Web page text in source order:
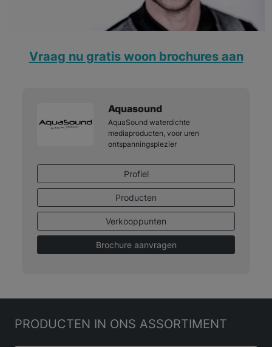
Vraag nu gratis woon brochures aan
Aquasound
AquaSound waterdichte
mediaproducten, voor uren
ontspanningsplezier
Profiel
Producten
Verkooppunten
Brochure aanvragen
PRODUCTEN IN ONS ASSORTIMENT